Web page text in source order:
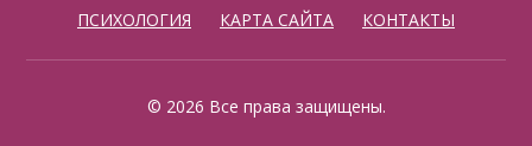
ПСИХОЛОГИЯ
КАРТА САЙТА КОНТАКТЫ
© 2026 Все права защищены.